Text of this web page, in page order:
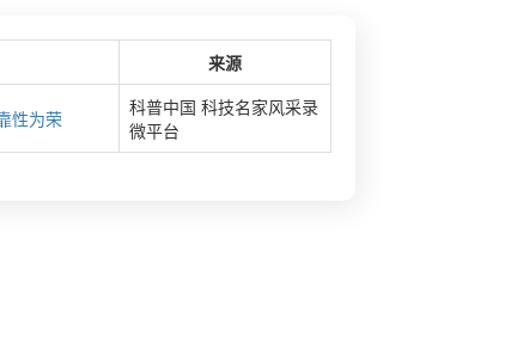
来源
性为荣
科普中国 科技名家风采录
微平台